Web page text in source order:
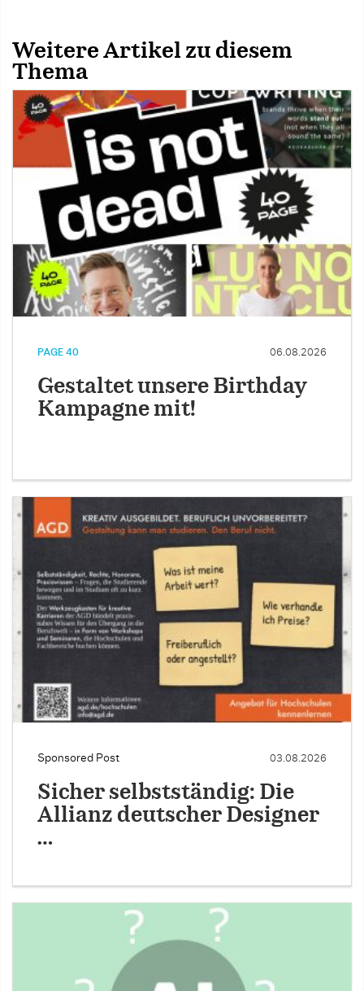
Weitere Artikel zu diesem
Thema
PAGE 40 06.08.2026
Gestaltet unsere Birthday
Kampagne mit!
Sponsored Post 03.08.2026
Sicher selbstständig: Die
Allianz deutscher Designer
…